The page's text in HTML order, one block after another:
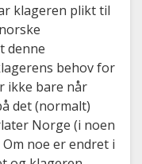
klageren plikt til
denne
behov for
ikke bare når
det (normalt)
Norge (i noen
noe er endret i